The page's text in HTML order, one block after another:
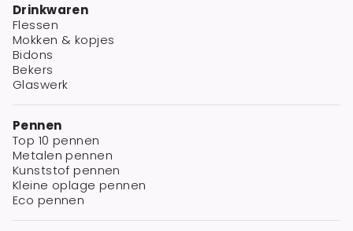
Drinkwaren
Flessen
Mokken & kopjes
Bidons
Bekers
Glaswerk
Pennen
Top 10 pennen
Metalen pennen
Kunststof pennen
Kleine oplage pennen
Eco pennen